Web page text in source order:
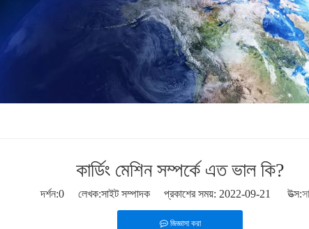
কার্ডিং মেশিন সম্পর্কে এত ভাল কি?
দর্শন:0 লেখক:সাইট সম্পাদক প্রকাশের সময়: 2022-09-21 উত্স:
জিজ্ঞাসা করা